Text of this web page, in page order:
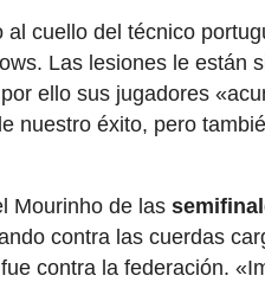
cuello del técnico
Las lesiones le están
ello sus jugadores
nuestro éxito, pero
Mourinho de las
contra las cuerdas
contra la federación.